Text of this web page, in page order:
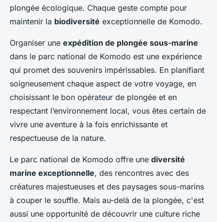
plongée écologique. Chaque geste compte pour
maintenir la biodiversité exceptionnelle de Komodo.
Organiser une expédition de plongée sous-marine
dans le parc national de Komodo est une expérience
qui promet des souvenirs impérissables. En planifiant
soigneusement chaque aspect de votre voyage, en
choisissant le bon opérateur de plongée et en
respectant l’environnement local, vous êtes certain de
vivre une aventure à la fois enrichissante et
respectueuse de la nature.
Le parc national de Komodo offre une diversité
marine exceptionnelle, des rencontres avec des
créatures majestueuses et des paysages sous-marins
à couper le souffle. Mais au-delà de la plongée, c'est
aussi une opportunité de découvrir une culture riche